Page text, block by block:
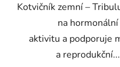
Kotvičník zemní –
na hormonální
aktivitu a podporuje
a reprodukční...